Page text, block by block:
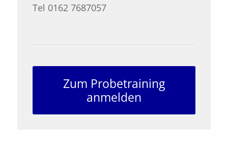
Tel 0162 7687057
Zum Probetraining
anmelden